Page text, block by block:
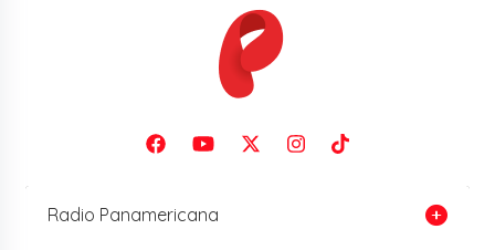
Radio Panamericana